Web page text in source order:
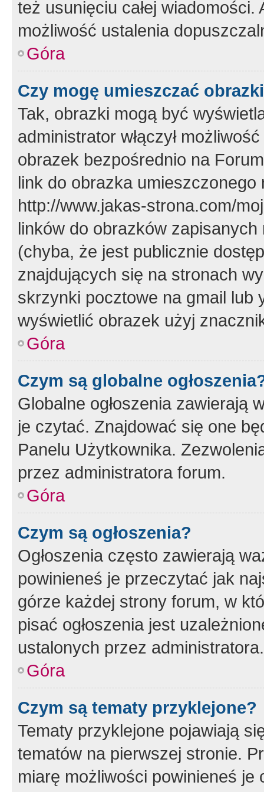
też usunięciu całej
możliwość ustalenia
Góra
Czy mogę umieszczać
Tak, obrazki mogą być
administrator włączył
obrazek bezpośrednio na
link do obrazka
http://www.jakas-strona.com/
linków do obrazków
(chyba, że jest publicznie
znajdujących się na stronach
skrzynki pocztowe na gmail lub
wyświetlić obrazek użyj
Góra
Czym są globalne
Globalne ogłoszenia zawierają
je czytać. Znajdować się one
Panelu Użytkownika.
przez administratora forum.
Góra
Czym są ogłoszenia?
Ogłoszenia często zawierają
powinieneś je przeczytać jak
górze każdej strony forum, w
pisać ogłoszenia jest
ustalonych przez administratora.
Góra
Czym są tematy przyklejone?
Tematy przyklejone pojawiają
tematów na pierwszej stronie.
miarę możliwości powinieneś je